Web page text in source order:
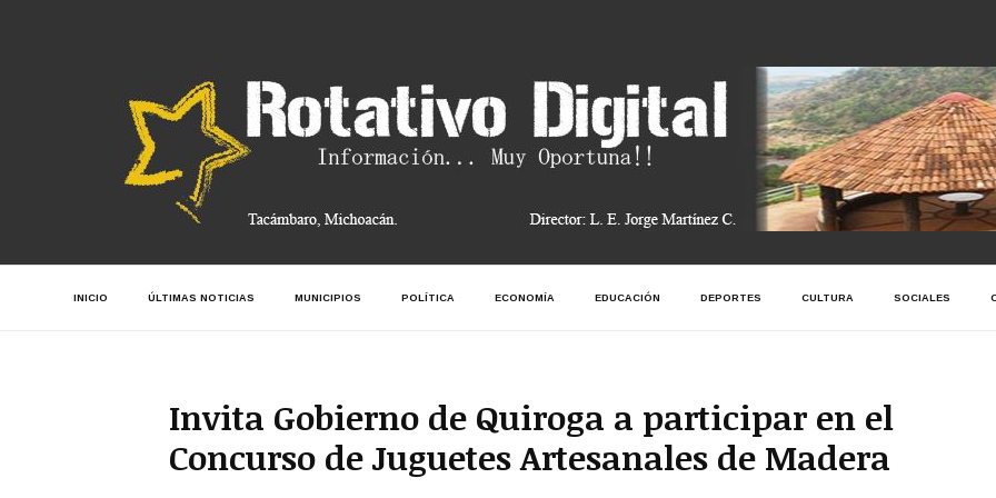
INICIO ÚLTIMAS NOTICIAS MUNICIPIOS POLÍTICA ECONOMÍA EDUCACIÓN DEPORTES CULTURA SOCIALES
Invita Gobierno de Quiroga a participar en el
Concurso de Juguetes Artesanales de Madera